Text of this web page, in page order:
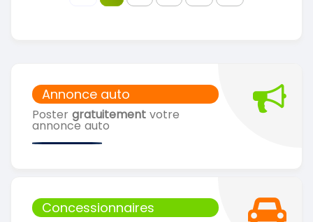
Annonce auto
Poster gratuitement votre
annonce auto
Concessionnaires